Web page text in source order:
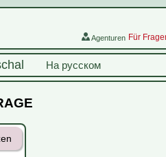
Agenturen Für
На русском